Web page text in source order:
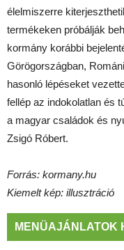
élelmiszerre
termékeken próbálják
kormány korábbi
Görögországban,
hasonló lépéseket
fellép az indokolatlan és
a magyar családok és
Zsigó Róbert.
Forrás: kormany.hu
Kiemelt kép: illusztráció
MENÜAJÁNLATOK